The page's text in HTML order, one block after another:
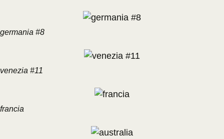
germania #8
venezia #11
francia